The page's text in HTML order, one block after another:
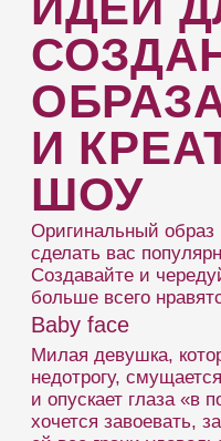
ОСНОВА
ХОРОШЕЙ
—
Какой бы вы
не выбрали, основой шоу
общение. Когда новый зритель
в комнату — обязательно
приветствуйте его, как будто
своего хорошего друга или
Благодарите мемберов за
знаки внимания.
рассказывайте интересные